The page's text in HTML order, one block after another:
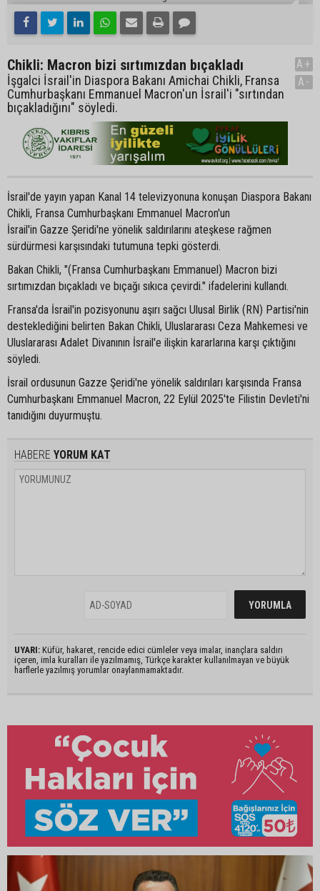
Chikli: Macron bizi sırtımızdan bıçakladı
İşgalci İsrail'in Diaspora Bakanı Amichai Chikli, Fransa
Cumhurbaşkanı Emmanuel Macron'un İsrail'i "sırtından
bıçakladığını" söyledi.
A+
A-
İsrail'de yayın yapan Kanal 14 televizyonuna konuşan Diaspora Bakanı
Chikli, Fransa Cumhurbaşkanı Emmanuel Macron'un
İsrail'in Gazze Şeridi'ne yönelik saldırılarını ateşkese rağmen
sürdürmesi karşısındaki tutumuna tepki gösterdi.
Bakan Chikli, "(Fransa Cumhurbaşkanı Emmanuel) Macron bizi
sırtımızdan bıçakladı ve bıçağı sıkıca çevirdi." ifadelerini kullandı.
Fransa'da İsrail'in pozisyonunu aşırı sağcı Ulusal Birlik (RN) Partisi'nin
desteklediğini belirten Bakan Chikli, Uluslararası Ceza Mahkemesi ve
Uluslararası Adalet Divanının İsrail'e ilişkin kararlarına karşı çıktığını
söyledi.
İsrail ordusunun Gazze Şeridi'ne yönelik saldırıları karşısında Fransa
Cumhurbaşkanı Emmanuel Macron, 22 Eylül 2025'te Filistin Devleti'ni
tanıdığını duyurmuştu.
HABERE YORUM KAT
UYARI: Küfür, hakaret, rencide edici cümleler veya imalar, inançlara saldırı
içeren, imla kuralları ile yazılmamış, Türkçe karakter kullanılmayan ve büyük
harflerle yazılmış yorumlar onaylanmamaktadır.